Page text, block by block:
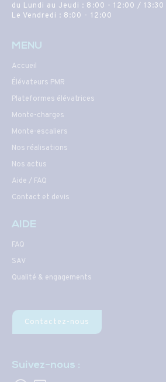
du Lundi au Jeudi : 8:00 - 12:00 / 13:30
Le Vendredi : 8:00 - 12:00
MENU
Accueil
Élévateurs PMR
Plateformes élévatrices
Monte-charges
Monte-escaliers
Nos réalisations
Nos actus
Aide / FAQ
Contact et devis
AIDE
FAQ
SAV
Qualité & engagements
Contactez-nous
Suivez-nous :